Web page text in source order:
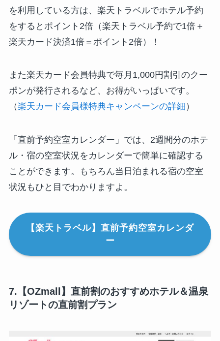
を利用している方は、楽天トラベルでホテル予約
をするとポイント2倍（楽天トラベル予約で1倍＋
楽天カード決済1倍＝ポイント2倍）！
また楽天カード会員特典で毎月1,000円割引のクー
ポンが発行されるなど、お得がいっぱいです。
（楽天カード会員様特典キャンペーンの詳細 ）
「直前予約空室カレンダー」では、2週間分のホテ
ル・宿の空室状況をカレンダーで簡単に確認する
ことができます。もちろん当日泊まれる宿の空室
状況もひと目でわかりますよ。
【楽天トラベル】直前予約空室カレンダ
ー
7.【OZmall】直前割のおすすめホテル＆温泉
リゾートの直前割プラン